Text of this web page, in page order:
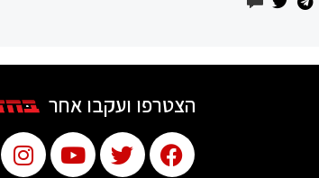
הצטרפו ועקבו אחר